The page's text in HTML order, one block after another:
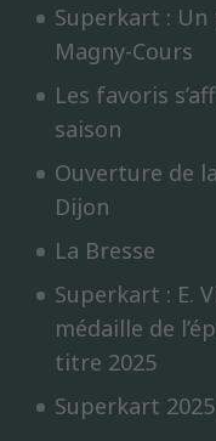
Superkart : Un
Magny-Cours
Les favoris
saison
Ouverture de
Dijon
La Bresse
Superkart : E.
médaille de
titre 2025
Superkart